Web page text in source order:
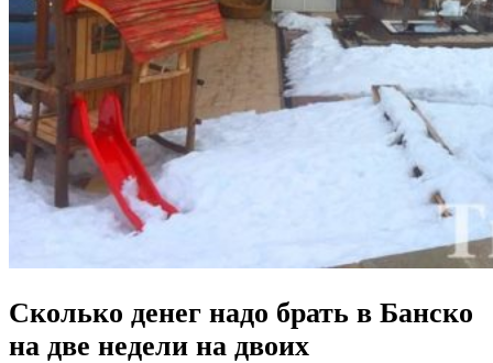
Сколько денег надо брать в Банско
на две недели на двоих